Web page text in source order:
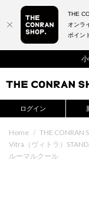
ログイン
Home / THE CONRAN
Vitra（ヴィトラ）
ルーマルクール
THE
オンラ
ポイン